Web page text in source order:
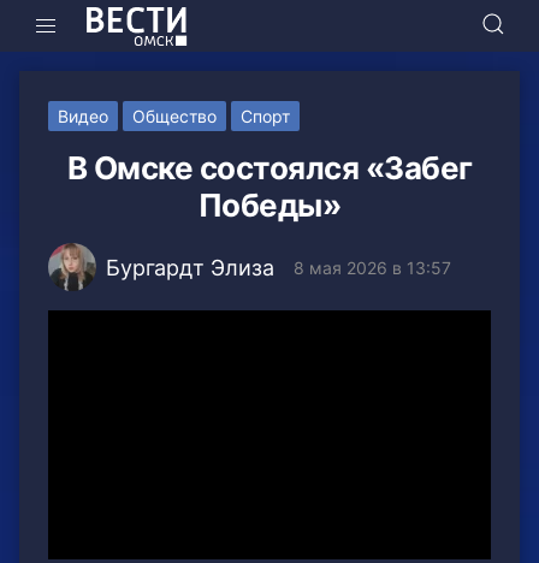
Видео Общество Спорт
В Омске состоялся «Забег
Победы»
Бургардт Элиза 8 мая 2026 в 13:57